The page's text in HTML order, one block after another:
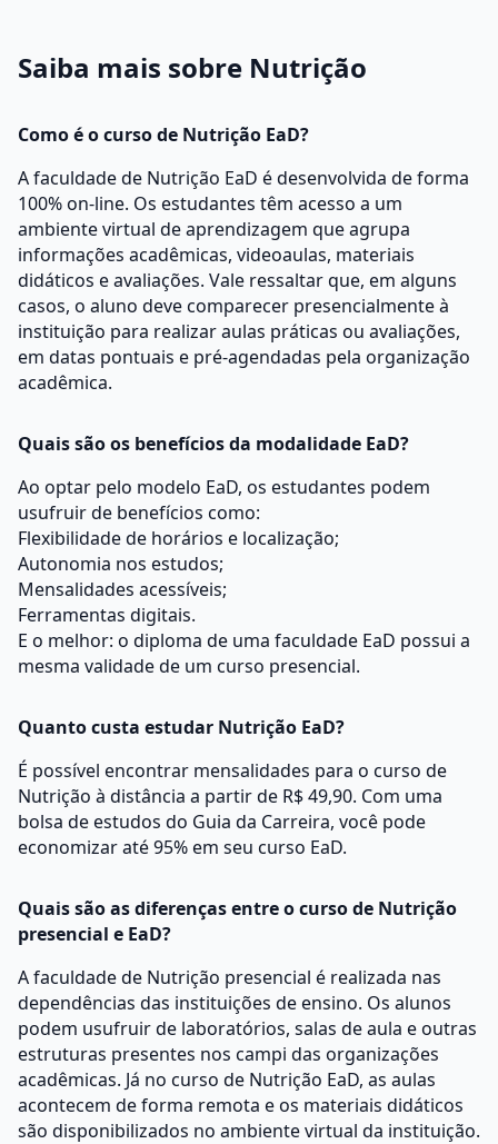
Saiba mais sobre Nutrição
Como é o curso de Nutrição EaD?
A faculdade de Nutrição EaD é desenvolvida de forma
100% on-line. Os estudantes têm acesso a um
ambiente virtual de aprendizagem que agrupa
informações acadêmicas, videoaulas, materiais
didáticos e avaliações. Vale ressaltar que, em alguns
casos, o aluno deve comparecer presencialmente à
instituição para realizar aulas práticas ou avaliações,
em datas pontuais e pré-agendadas pela organização
acadêmica.
Quais são os benefícios da modalidade EaD?
Ao optar pelo modelo EaD, os estudantes podem
usufruir de benefícios como:
Flexibilidade de horários e localização;
Autonomia nos estudos;
Mensalidades acessíveis;
Ferramentas digitais.
E o melhor: o diploma de uma faculdade EaD possui a
mesma validade de um curso presencial.
Quanto custa estudar Nutrição EaD?
É possível encontrar mensalidades para o curso de
Nutrição à distância a partir de R$ 49,90. Com uma
bolsa de estudos do Guia da Carreira, você pode
economizar até 95% em seu curso EaD.
Quais são as diferenças entre o curso de Nutrição
presencial e EaD?
A faculdade de Nutrição presencial é realizada nas
dependências das instituições de ensino. Os alunos
podem usufruir de laboratórios, salas de aula e outras
estruturas presentes nos campi das organizações
acadêmicas. Já no curso de Nutrição EaD, as aulas
acontecem de forma remota e os materiais didáticos
são disponibilizados no ambiente virtual da instituição.